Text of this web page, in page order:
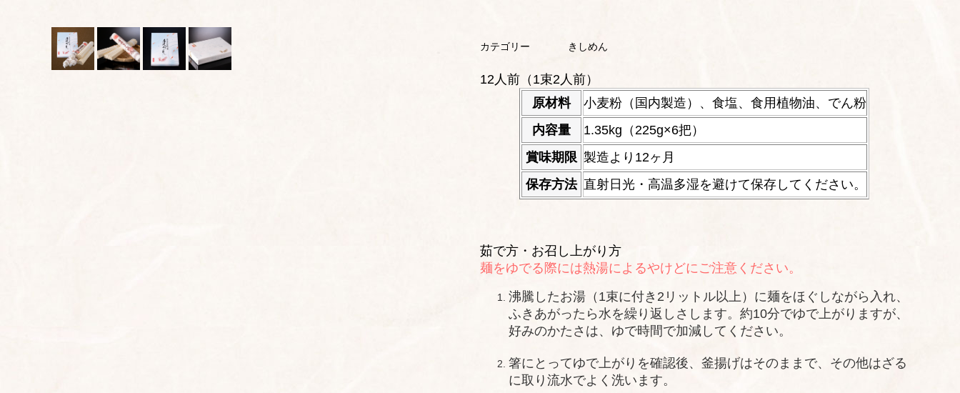
カテゴリー きしめん
12人前（1束2人前）
原材料
小麦粉（国内製造）、食塩、食用植物油、でん粉
内容量
1.35kg（225g×6把）
賞味期限 製造より12ヶ月
保存方法 直射日光・高温多湿を避けて保存してください。
茹で方・お召し上がり方
麺をゆでる際には熱湯によるやけどにご注意ください。
沸騰したお湯（1束に付き2リットル以上）に麺をほぐしながら入れ、
ふきあがったら水を繰り返しさします。約10分でゆで上がりますが、
好みのかたさは、ゆで時間で加減してください。
箸にとってゆで上がりを確認後、釜揚げはそのままで、その他はざる
に取り流水でよく洗います。